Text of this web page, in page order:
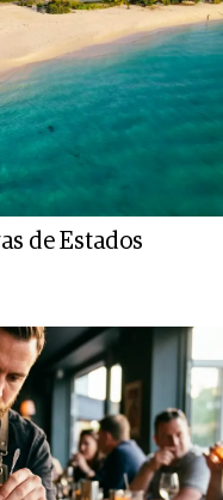
de Estados